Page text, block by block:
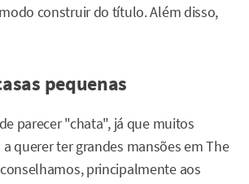
construir do título. Além disso,
pequenas
parecer "chata", já que muitos
querer ter grandes mansões em The
principalmente aos